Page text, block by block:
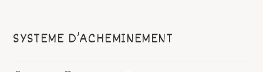
SYSTEME D’ACHEMINEMENT